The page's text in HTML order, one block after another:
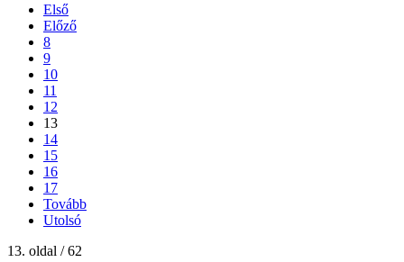
Első
Előző
8
9
10
11
12
13
14
15
16
17
Tovább
Utolsó
13. oldal / 62